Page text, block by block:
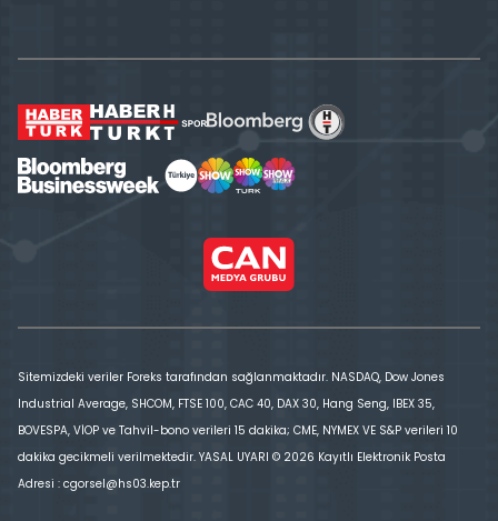
Sitemizdeki veriler Foreks tarafından sağlanmaktadır. NASDAQ, Dow Jones
Industrial Average, SHCOM, FTSE 100, CAC 40, DAX 30, Hang Seng, IBEX 35,
BOVESPA, VİOP ve Tahvil-bono verileri 15 dakika; CME, NYMEX VE S&P verileri 10
dakika gecikmeli verilmektedir. YASAL UYARI © 2026 Kayıtlı Elektronik Posta
Adresi : cgorsel@hs03.kep.tr